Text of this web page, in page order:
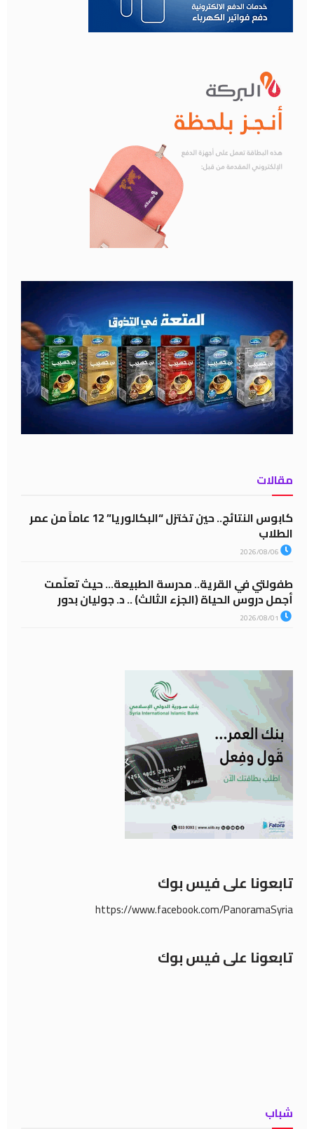
مقالات
كابوس النتائج.. حين تختزل “البكالوريا” 12 عاماً من عمر
الطلاب
طفولتي في القرية.. مدرسة الطبيعة… حيث تعلّمت
أجمل دروس الحياة (الجزء الثالث) .. د. جوليان بدور
تابعونا على فيس بوك
https://www.facebook.com/PanoramaSyria
تابعونا على فيس بوك
شباب